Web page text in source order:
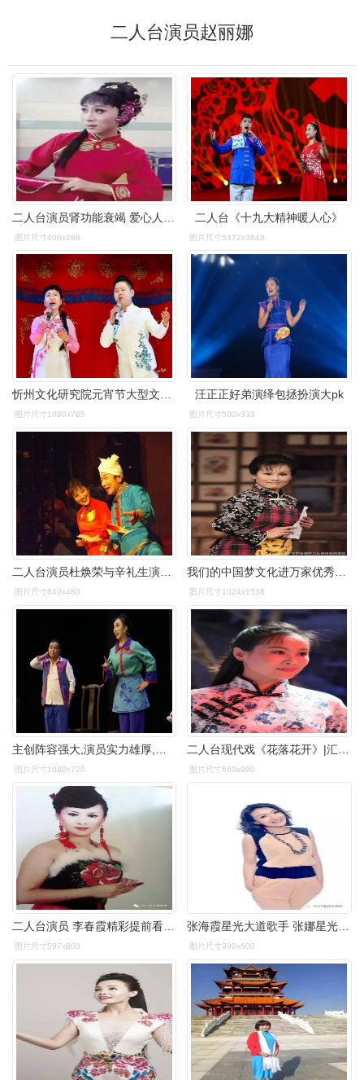
二人台演员赵丽娜
图片尺寸400x488
二人台《十九大精神暖人心》
图片尺寸5472x3648
忻州文化研究院元宵节大型文艺晚会在忻州古城隆重演出_二人台_梆子
图片尺寸1080x785
汪正正好弟演绎包拯扮演大pk
图片尺寸500x333
图片尺寸640x480 图片尺寸1024x1536
图片尺寸1080x720 图片尺寸660x990
二人台演员 李春霞精彩提前看贵宾席380元送芝麻开门门票嘉宾席280元
图片尺寸597x800
张海霞星光大道歌手 张娜星光大道歌手 王贺 忠娃子二人台演员 郭美清
图片尺寸399x600